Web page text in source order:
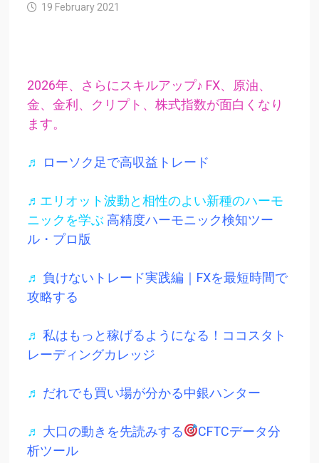
19 February 2021
2026年、さらにスキルアップ♪ FX、原油、
金、金利、クリプト、株式指数が面白くなり
ます。
♬ ローソク足で高収益トレード
♬エリオット波動と相性のよい新種のハーモ
ニックを学ぶ 高精度ハーモニック検知ツー
ル・プロ版
♬ 負けないトレード実践編｜FXを最短時間で
攻略する
♬ 私はもっと稼げるようになる！ココスタト
レーディングカレッジ
♬ だれでも買い場が分かる中銀ハンター
♬ 大口の動きを先読みする
CFTCデータ分
析ツール